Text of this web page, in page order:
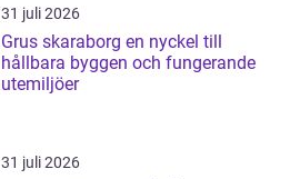
31 juli 2026
Grus skaraborg en nyckel till
hållbara byggen och fungerande
utemiljöer
31 juli 2026